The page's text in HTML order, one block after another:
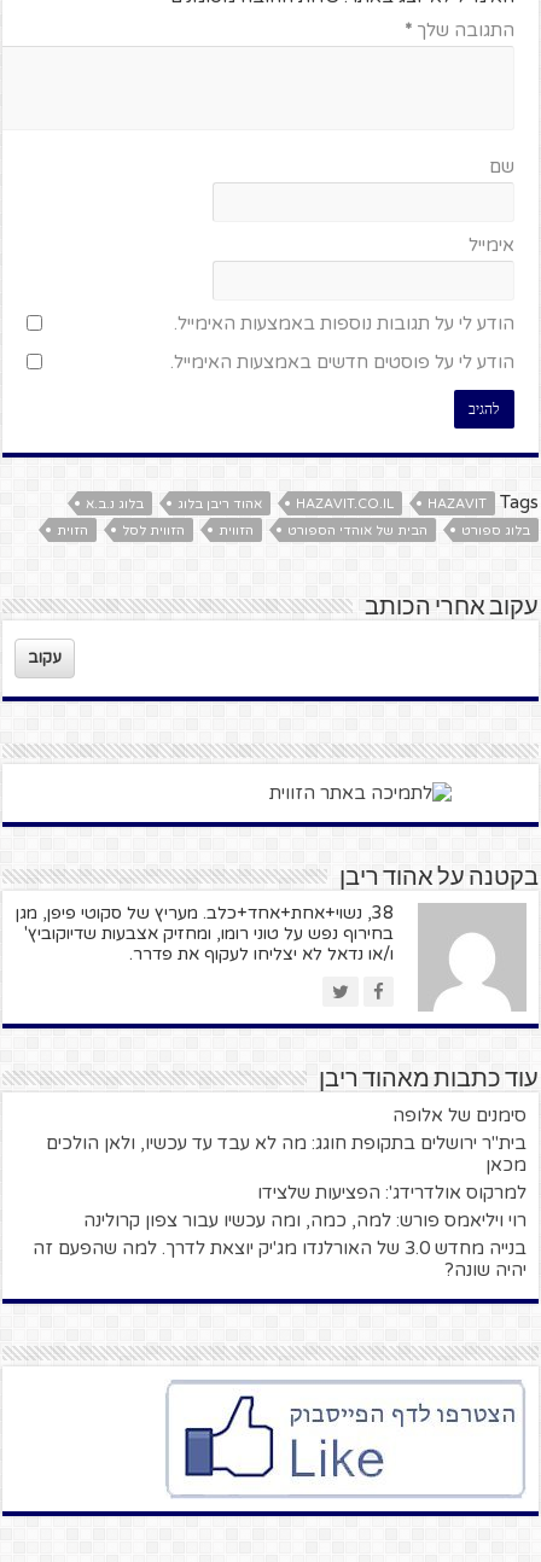
התגובה שלך*
שם
אימייל
הודע לי על תגובות נוספות באמצעות האימייל.
הודע לי על פוסטים חדשים באמצעות האימייל.
Tags
HAZAVIT
HAZAVIT.CO.IL אהוד ריבן בלוג
בלוג נ.ב.א
בלוג ספורט
הבית של אוהדי הספורט הזווית הזווית לסל הזוית
עקוב אחרי הכותב
עקוב
בקטנה על אהוד ריבן
38, נשוי+אחת+אחד+כלב. מעריץ של סקוטי פיפן, מגן
בחירוף נפש על טוני רומו, ומחזיק אצבעות שדיוקוביץ'
ו/או נדאל לא יצליחו לעקוף את פדרר.
עוד כתבות מאהוד ריבן
סימנים של אלופה
בית"ר ירושלים בתקופת חוגג: מה לא עבד עד עכשיו, ולאן הולכים
מכאן
למרקוס אולדרידג': הפציעות שלצידו
רוי ויליאמס פורש: למה, כמה, ומה עכשיו עבור צפון קרולינה
בנייה מחדש 3.0 של האורלנדו מג'יק יוצאת לדרך. למה שהפעם זה
יהיה שונה?